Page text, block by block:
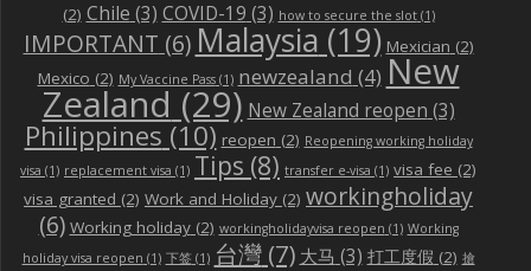
(2) Chile (3) COVID-19 (3) how to secure the slot(1)
IMPORTANT (6) Malaysia (19) Mexician (2)
Mexico (2) My Vaccine Pass(1) newzealand (4) New
Zealand (29) New Zealand reopen (3)
Philippines (10) reopen (2) Reopening working holiday
visa (1) replacement visa (1) Tips (8) transfer e-visa (1) visa fee (2)
visa granted (2) Work and Holiday (2) workingholiday
(6) Working holiday(2) workingholidayvisa reopen (1) Working
holiday visa reopen (1) 下签(1) 台灣(7) 大马 (3) 打工度假 (2) 搶